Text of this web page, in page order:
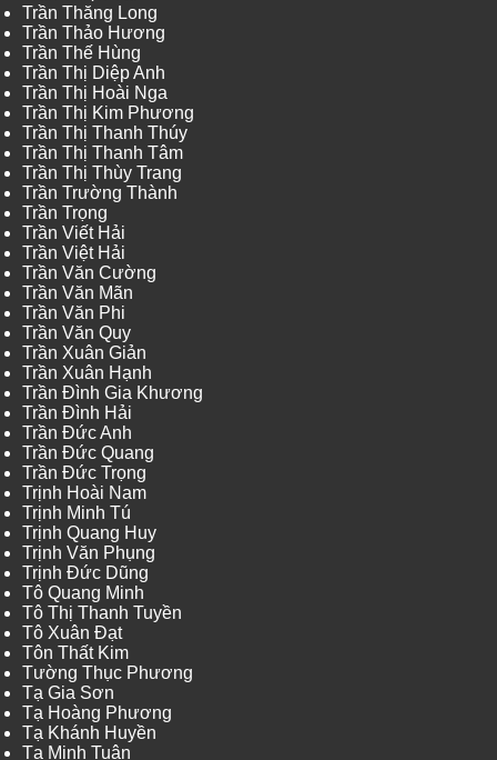
Trần Thăng Long
Trần Thảo Hương
Trần Thế Hùng
Trần Thị Diệp Anh
Trần Thị Hoài Nga
Trần Thị Kim Phương
Trần Thị Thanh Thúy
Trần Thị Thanh Tâm
Trần Thị Thùy Trang
Trần Trường Thành
Trần Trọng
Trần Viết Hải
Trần Việt Hải
Trần Văn Cường
Trần Văn Mãn
Trần Văn Phi
Trần Văn Quy
Trần Xuân Giản
Trần Xuân Hạnh
Trần Đình Gia Khương
Trần Đình Hải
Trần Đức Anh
Trần Đức Quang
Trần Đức Trọng
Trịnh Hoài Nam
Trịnh Minh Tú
Trịnh Quang Huy
Trịnh Văn Phụng
Trịnh Đức Dũng
Tô Quang Minh
Tô Thị Thanh Tuyền
Tô Xuân Đạt
Tôn Thất Kim
Tường Thục Phương
Tạ Gia Sơn
Tạ Hoàng Phương
Tạ Khánh Huyền
Tạ Minh Tuân